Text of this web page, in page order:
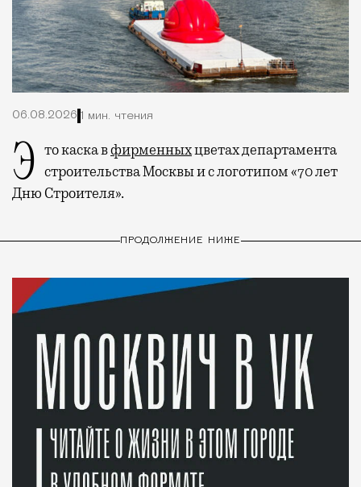
06.08.2026 1 мин. чтения
Это каска вфирменныхцветах департамента
строительства Москвы и с логотипом «70 лет
Дню Строителя».
ПРОДОЛЖЕНИЕ НИЖЕ